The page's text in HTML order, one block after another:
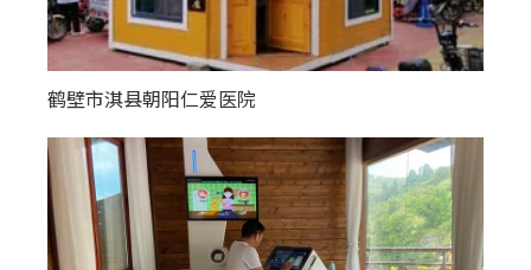
鹤壁市淇县朝阳仁爱医院